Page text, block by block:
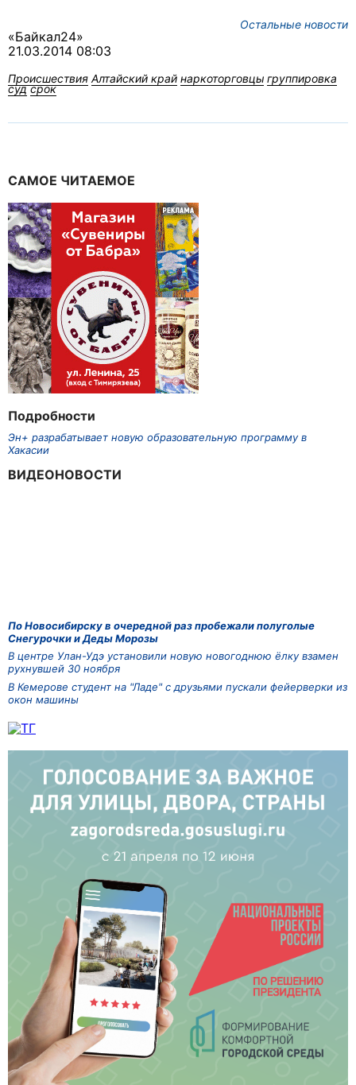
Остальные новости
«Байкал24»
21.03.2014 08:03
Происшествия Алтайский край наркоторговцы группировка
суд срок
САМОЕ ЧИТАЕМОЕ
Подробности
Эн+ разрабатывает новую образовательную программу в
Хакасии
ВИДЕОНОВОСТИ
По Новосибирску в очередной раз пробежали полуголые
Снегурочки и Деды Морозы
В центре Улан-Удэ установили новую новогоднюю ёлку взамен
рухнувшей 30 ноября
В Кемерове студент на "Ладе" с друзьями пускали фейерверки из
окон машины